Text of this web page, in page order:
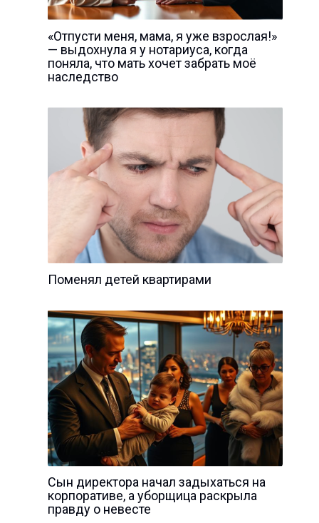
«Отпусти меня, мама, я уже взрослая!»
— выдохнула я у нотариуса, когда
поняла, что мать хочет забрать моё
наследство
Поменял детей квартирами
Сын директора начал задыхаться на
корпоративе, а уборщица раскрыла
правду о невесте